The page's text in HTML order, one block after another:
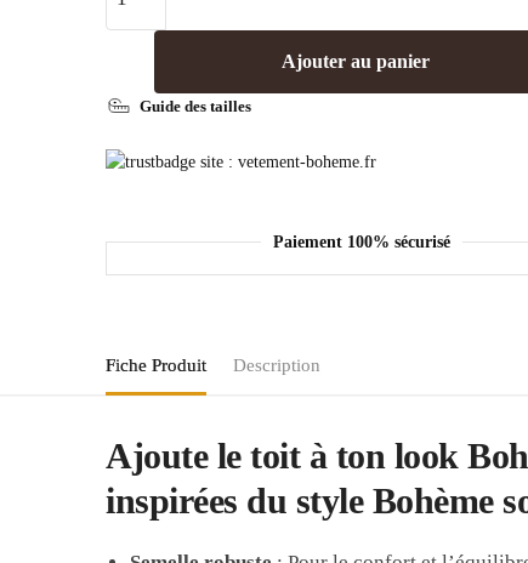
Ajouter au panier
Guide des tailles
Paiement 100% sécurisé
Fiche Produit Description
Ajoute le toit à ton look
inspirées du style Bohème